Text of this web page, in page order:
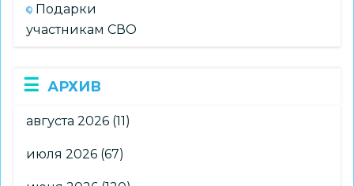
Подарки
участникам СВО
АРХИВ
августа 2026 (11)
июля 2026 (67)